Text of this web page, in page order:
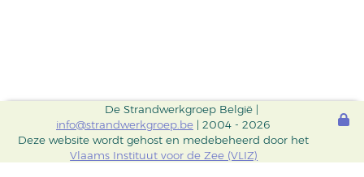
De Strandwerkgroep België |
info@strandwerkgroep.be | 2004 - 2026
Deze website wordt gehost en medebeheerd door het
Vlaams Instituut voor de Zee (VLIZ)